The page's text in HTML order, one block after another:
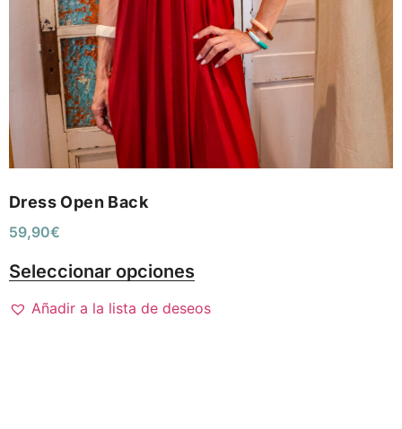
Dress Open Back
59,90€
Seleccionar opciones
Añadir a la lista de deseos